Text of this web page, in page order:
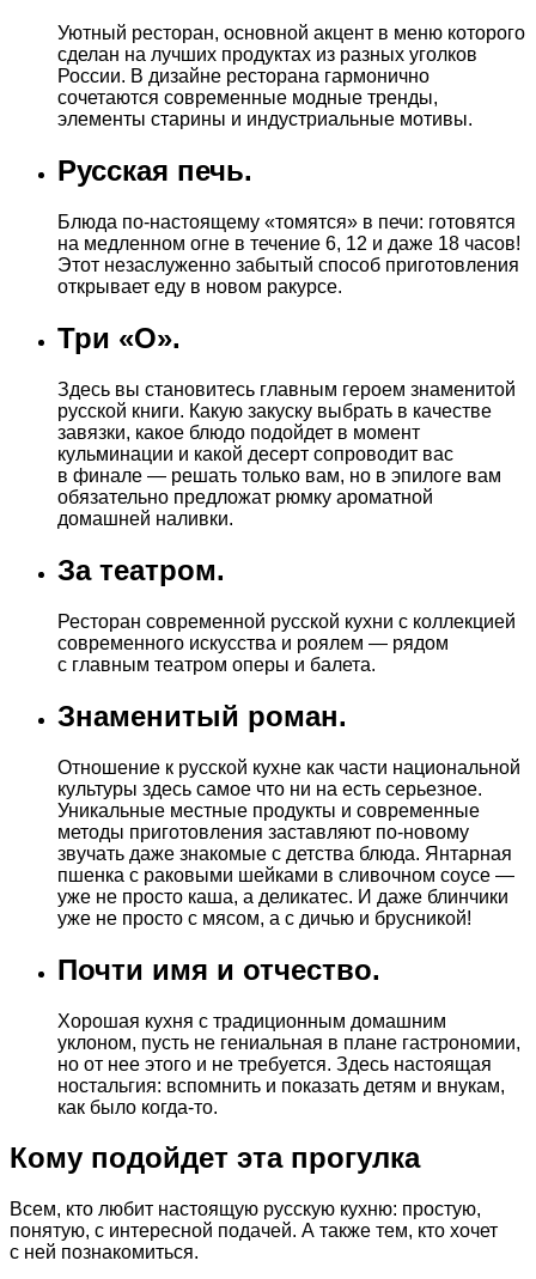
Уютный ресторан, основной акцент в меню которого
сделан на лучших продуктах из разных уголков
России. В дизайне ресторана гармонично
сочетаются современные модные тренды,
элементы старины и индустриальные мотивы.
Русская печь.
Блюда по-настоящему «томятся» в печи: готовятся
на медленном огне в течение 6, 12 и даже 18 часов!
Этот незаслуженно забытый способ приготовления
открывает еду в новом ракурсе.
Три «О».
Здесь вы становитесь главным героем знаменитой
русской книги. Какую закуску выбрать в качестве
завязки, какое блюдо подойдет в момент
кульминации и какой десерт сопроводит вас
в финале — решать только вам, но в эпилоге вам
обязательно предложат рюмку ароматной
домашней наливки.
За театром.
Ресторан современной русской кухни с коллекцией
современного искусства и роялем — рядом
с главным театром оперы и балета.
Знаменитый роман.
Отношение к русской кухне как части национальной
культуры здесь самое что ни на есть серьезное.
Уникальные местные продукты и современные
методы приготовления заставляют по-новому
звучать даже знакомые с детства блюда. Янтарная
пшенка с раковыми шейками в сливочном соусе —
уже не просто каша, а деликатес. И даже блинчики
уже не просто с мясом, а с дичью и брусникой!
Почти имя и отчество.
Хорошая кухня с традиционным домашним
уклоном, пусть не гениальная в плане гастрономии,
но от нее этого и не требуется. Здесь настоящая
ностальгия: вспомнить и показать детям и внукам,
как было когда-то.
Кому подойдет эта прогулка
Всем, кто любит настоящую русскую кухню: простую,
понятую, с интересной подачей. А также тем, кто хочет
с ней познакомиться.